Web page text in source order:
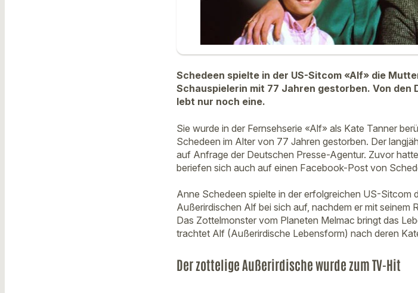
Schedeen spielte in der US-Sitcom «Alf» die
Schauspielerin mit 77 Jahren gestorben. Von
lebt nur noch eine.
Sie wurde in der Fernsehserie «Alf» als Kate Tanner
Schedeen im Alter von 77 Jahren gestorben. Der
auf Anfrage der Deutschen Presse-Agentur. Zuvor
beriefen sich auch auf einen Facebook-Post von
Anne Schedeen spielte in der erfolgreichen US-Sitcom
Außerirdischen Alf bei sich auf, nachdem er mit seinem
Das Zottelmonster vom Planeten Melmac bringt das
trachtet Alf (Außerirdische Lebensform) nach deren
Der zottelige Außerirdische wurde zum TV-Hit